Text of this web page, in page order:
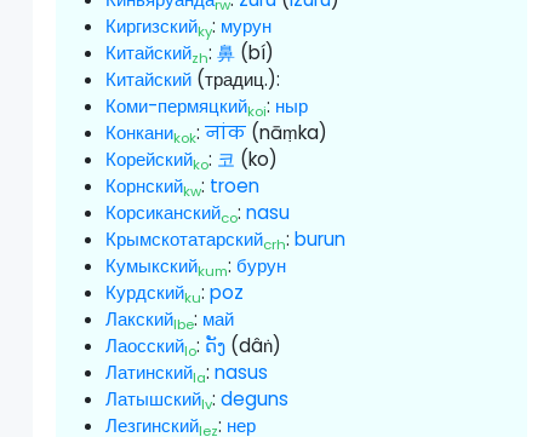
rw
Киргизскийky: мурун
Китайскийzh:鼻 (bí)
Китайский (традиц.):
Коми-пермяцкийkoi: ныр
Конканиkok:नांक (nāṃka)
Корейскийko: 코 (ko)
Корнскийkw: troen
Корсиканскийco:nasu
Крымскотатарскийcrh:burun
Кумыкскийkum:бурун
Курдскийku:poz
Лакскийlbe: май
Лаосскийlo: ດັງ (dâṅ)
Латинскийla:nasus
Латышскийlv:deguns
Лезгинскийlez: нер